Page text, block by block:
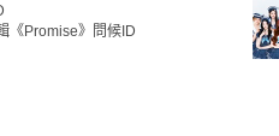
《Promise》問候ID